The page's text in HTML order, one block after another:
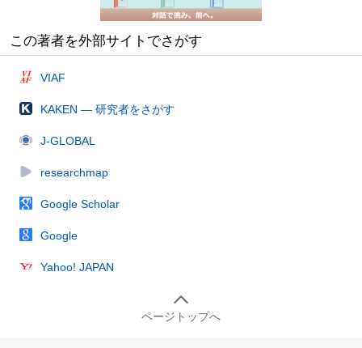
この著者を外部サイトでさがす
VIAF
KAKEN — 研究者をさがす
J-GLOBAL
researchmap
Google Scholar
Google
Yahoo! JAPAN
ページトップへ